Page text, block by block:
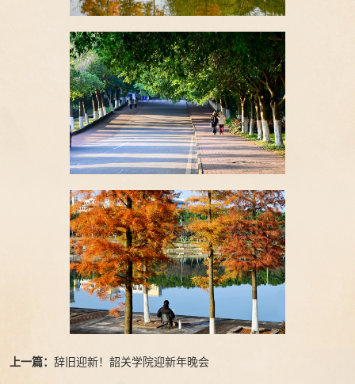
上一篇： 辞旧迎新！韶关学院迎新年晚会